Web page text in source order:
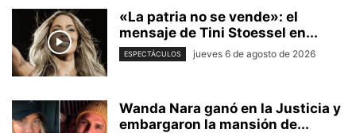
«La patria no se vende»: el
mensaje de Tini Stoessel en...
ESPECTÁCULOS jueves 6 de agosto de 2026
Wanda Nara ganó en la Justicia y
embargaron la mansión de...